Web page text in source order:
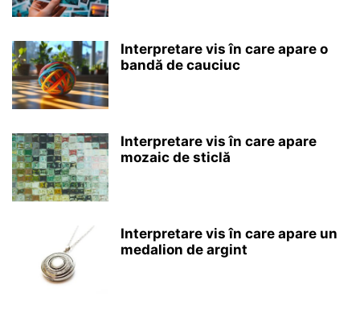
Interpretare vis în care apare o
bandă de cauciuc
Interpretare vis în care apare
mozaic de sticlă
Interpretare vis în care apare un
medalion de argint